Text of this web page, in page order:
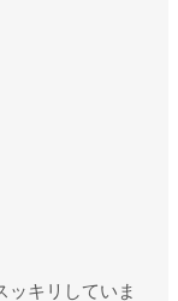
ッキリしていま